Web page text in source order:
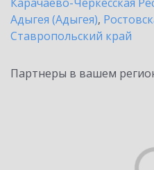
Адыгея (Адыгея),
Ставропольский край
Партнеры в вашем